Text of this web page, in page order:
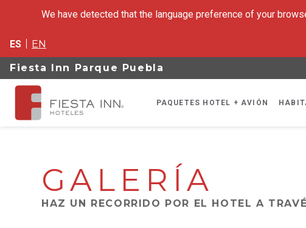
ES EN
Fiesta Inn Parque Puebla
PAQUETES HOTEL + AVIÓN
We have detected that the language preference of your
GALERÍA
HAZ UN RECORRIDO POR EL HOTEL A